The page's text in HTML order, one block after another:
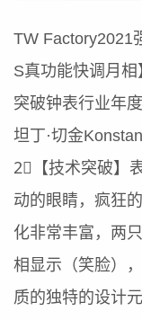
TW Factory2021
S真功能快调月
突破钟表行业年
坦丁·切金
2⃣️【技术突破】
动的眼睛，疯狂
化非常丰富，两
相显示（笑脸）
质的独特的设计